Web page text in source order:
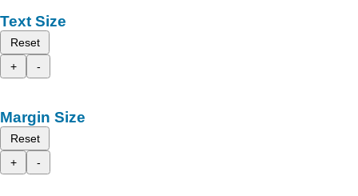
Text Size
Reset
+
-
Margin Size
Reset
+
-